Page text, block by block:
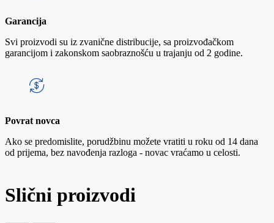
Garancija
Svi proizvodi su iz zvanične distribucije, sa proizvođačkom
garancijom i zakonskom saobraznošću u trajanju od 2 godine.
Povrat novca
Ako se predomislite, porudžbinu možete vratiti u roku od 14 dana
od prijema, bez navođenja razloga - novac vraćamo u celosti.
Slični proizvodi